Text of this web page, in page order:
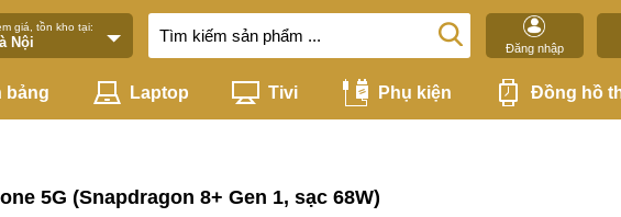
giá, tồn kho tại:
Đăng nhập
bảng Laptop Tivi Phụ kiện Đồng hồ
5G (Snapdragon 8+ Gen 1, sạc 68W)